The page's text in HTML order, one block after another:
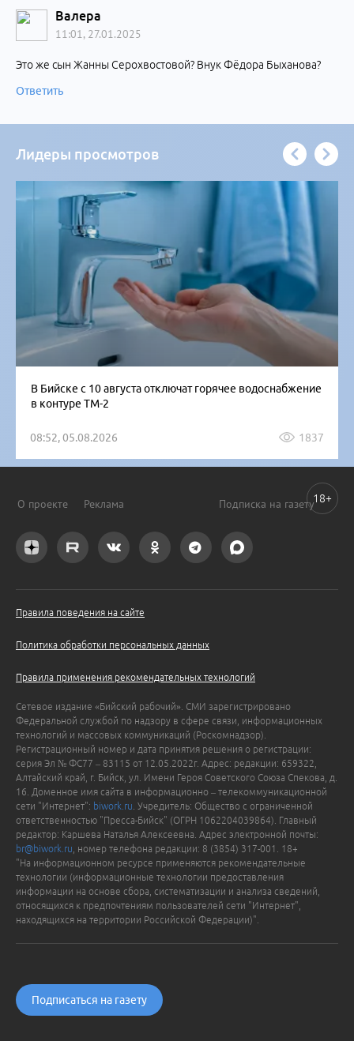
Валера
11:01, 27.01.2025
Это же сын Жанны Серохвостовой? Внук Фёдора Быханова?
Ответить
Лидеры просмотров
В Бийске с 10 августа отключат горячее водоснабжение
в контуре ТМ-2
08:52, 05.08.2026 1837
О проекте Реклама Подписка на газету
Правила поведения на сайте
Политика обработки персональных данных
Правила применения рекомендательных технологий
Сетевое издание «Бийский рабочий». СМИ зарегистрировано
Федеральной службой по надзору в сфере связи, информационных
технологий и массовых коммуникаций (Роскомнадзор).
Регистрационный номер и дата принятия решения о регистрации:
серия Эл № ФС77 – 83115 от 12.05.2022г. Адрес: редакции: 659322,
Алтайский край, г. Бийск, ул. Имени Героя Советского Союза Спекова, д.
16. Доменное имя сайта в информационно – телекоммуникационной
сети "Интернет": biwork.ru . Учредитель: Общество с ограниченной
ответственностью "Пресса-Бийск" (ОГРН 1062204039864). Главный
редактор: Каршева Наталья Алексеевна. Адрес электронной почты:
br@biwork.ru , номер телефона редакции: 8 (3854) 317-001. 18+
"На информационном ресурсе применяются рекомендательные
технологии (информационные технологии предоставления
информации на основе сбора, систематизации и анализа сведений,
относящихся к предпочтениям пользователей сети "Интернет",
находящихся на территории Российской Федерации)".
Подписаться на газету
18+